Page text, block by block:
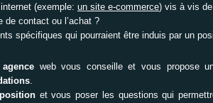
(exemple: un site e-commerce) vis à vis
de contact ou l’achat ?
spécifiques qui pourraient être induis par un
agence web vous conseille et vous propose
.
et vous poser les questions qui